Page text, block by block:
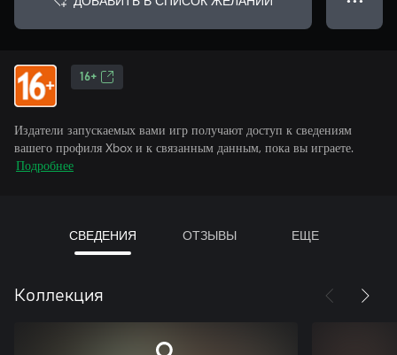
16+
Издатели запускаемых вами игр получают доступ к сведениям
вашего профиля Xbox и к связанным данным, пока вы играете.
Подробнее
СВЕДЕНИЯ ОТЗЫВЫ ЕЩЕ
Коллекция